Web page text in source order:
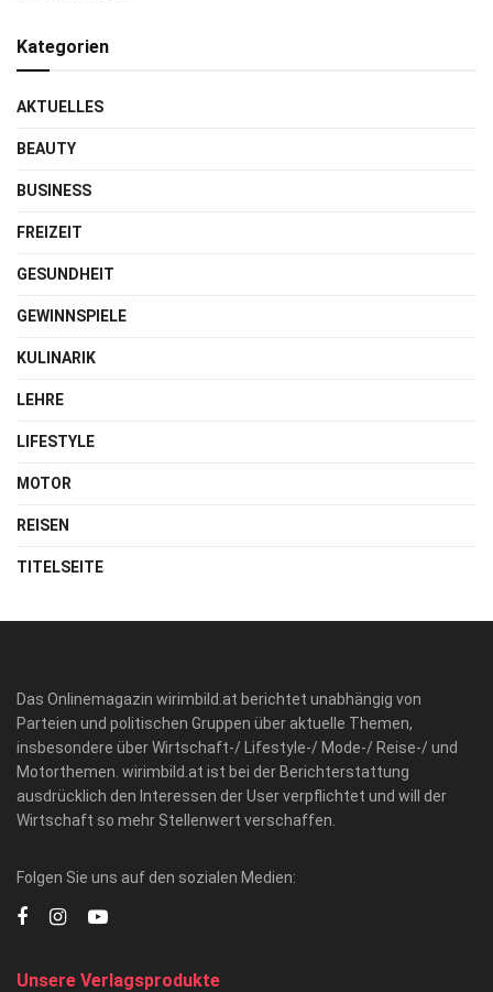
Kategorien
AKTUELLES
BEAUTY
BUSINESS
FREIZEIT
GESUNDHEIT
GEWINNSPIELE
KULINARIK
LEHRE
LIFESTYLE
MOTOR
REISEN
TITELSEITE
Das Onlinemagazin wirimbild.at berichtet unabhängig von
Parteien und politischen Gruppen über aktuelle Themen,
insbesondere über Wirtschaft-/ Lifestyle-/ Mode-/ Reise-/ und
Motorthemen. wirimbild.at ist bei der Berichterstattung
ausdrücklich den Interessen der User verpflichtet und will der
Wirtschaft so mehr Stellenwert verschaffen.
Folgen Sie uns auf den sozialen Medien:
Unsere Verlagsprodukte